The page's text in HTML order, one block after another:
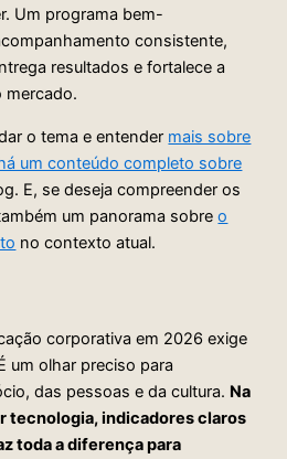
Um programa bem-
consistente,
resultados e fortalece a
mercado.
o tema e entender mais sobre
um conteúdo completo sobre
E, se deseja compreender os
um panorama sobreo
no contexto atual.
corporativa em 2026 exige
um olhar preciso para
das pessoas e da cultura. Na
tecnologia, indicadores claros
toda a diferença para